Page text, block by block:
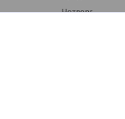
Четверг